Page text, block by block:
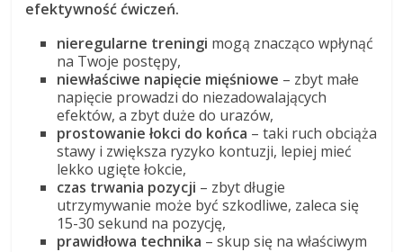
efektywność ćwiczeń.
nieregularne treningi mogą znacząco wpłynąć
na Twoje postępy,
niewłaściwe napięcie mięśniowe – zbyt małe
napięcie prowadzi do niezadowalających
efektów, a zbyt duże do urazów,
prostowanie łokci do końca – taki ruch obciąża
stawy i zwiększa ryzyko kontuzji, lepiej mieć
lekko ugięte łokcie,
czas trwania pozycji – zbyt długie
utrzymywanie może być szkodliwe, zaleca się
15-30 sekund na pozycję,
prawidłowa technika – skup się na właściwym